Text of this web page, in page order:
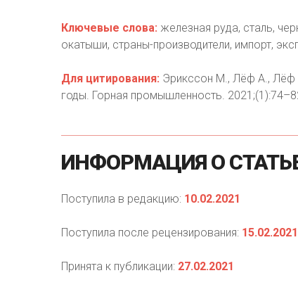
Ключевые слова: железная руда, сталь,
окатыши, страны-производители, импорт,
Для цитирования: Эрикссон М., Лёф А., Лёф
годы. Горная промышленность.
ИНФОРМАЦИЯ О
Поступила в редакцию: 10.02.2021
Поступила после рецензирования: 15.02.2021
Принята к публикации: 27.02.2021